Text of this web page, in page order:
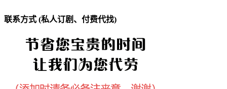
联系方式 (私人订剧、付费代找)